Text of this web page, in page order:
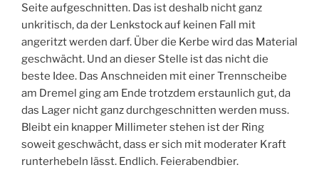
Seite aufgeschnitten. Das ist deshalb nicht ganz
unkritisch, da der Lenkstock auf keinen Fall mit
angeritzt werden darf. Über die Kerbe wird das Material
geschwächt. Und an dieser Stelle ist das nicht die
beste Idee. Das Anschneiden mit einer Trennscheibe
am Dremel ging am Ende trotzdem erstaunlich gut, da
das Lager nicht ganz durchgeschnitten werden muss.
Bleibt ein knapper Millimeter stehen ist der Ring
soweit geschwächt, dass er sich mit moderater Kraft
runterhebeln lässt. Endlich. Feierabendbier.